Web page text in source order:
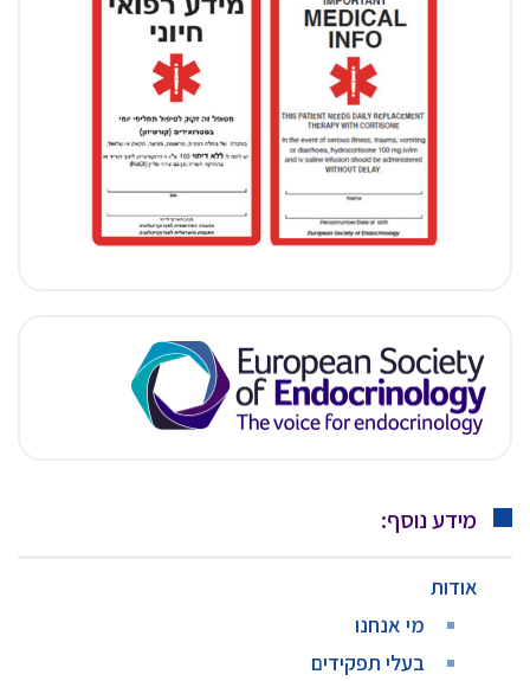
מידע נוסף:
אודות
מי אנחנו
בעלי תפקידים